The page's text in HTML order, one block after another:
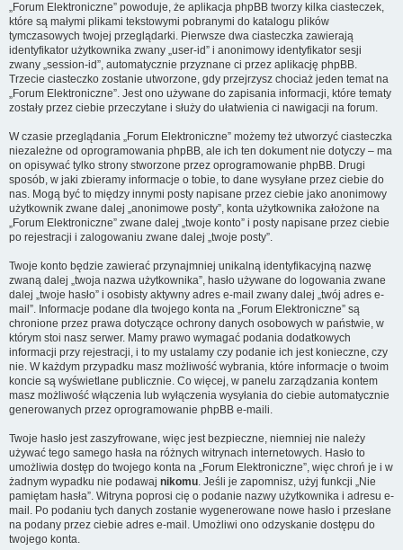
„Forum Elektroniczne” powoduje, że aplikacja phpBB tworzy kilka ciasteczek,
które są małymi plikami tekstowymi pobranymi do katalogu plików
tymczasowych twojej przeglądarki. Pierwsze dwa ciasteczka zawierają
identyfikator użytkownika zwany „user-id” i anonimowy identyfikator sesji
zwany „session-id”, automatycznie przyznane ci przez aplikację phpBB.
Trzecie ciasteczko zostanie utworzone, gdy przejrzysz chociaż jeden temat na
„Forum Elektroniczne”. Jest ono używane do zapisania informacji, które tematy
zostały przez ciebie przeczytane i służy do ułatwienia ci nawigacji na forum.
W czasie przeglądania „Forum Elektroniczne” możemy też utworzyć ciasteczka
niezależne od oprogramowania phpBB, ale ich ten dokument nie dotyczy – ma
on opisywać tylko strony stworzone przez oprogramowanie phpBB. Drugi
sposób, w jaki zbieramy informacje o tobie, to dane wysyłane przez ciebie do
nas. Mogą być to między innymi posty napisane przez ciebie jako anonimowy
użytkownik zwane dalej „anonimowe posty”, konta użytkownika założone na
„Forum Elektroniczne” zwane dalej „twoje konto” i posty napisane przez ciebie
po rejestracji i zalogowaniu zwane dalej „twoje posty”.
Twoje konto będzie zawierać przynajmniej unikalną identyfikacyjną nazwę
zwaną dalej „twoja nazwa użytkownika”, hasło używane do logowania zwane
dalej „twoje hasło” i osobisty aktywny adres e-mail zwany dalej „twój adres e-
mail”. Informacje podane dla twojego konta na „Forum Elektroniczne” są
chronione przez prawa dotyczące ochrony danych osobowych w państwie, w
którym stoi nasz serwer. Mamy prawo wymagać podania dodatkowych
informacji przy rejestracji, i to my ustalamy czy podanie ich jest konieczne, czy
nie. W każdym przypadku masz możliwość wybrania, które informacje o twoim
koncie są wyświetlane publicznie. Co więcej, w panelu zarządzania kontem
masz możliwość włączenia lub wyłączenia wysyłania do ciebie automatycznie
generowanych przez oprogramowanie phpBB e-maili.
Twoje hasło jest zaszyfrowane, więc jest bezpieczne, niemniej nie należy
używać tego samego hasła na różnych witrynach internetowych. Hasło to
umożliwia dostęp do twojego konta na „Forum Elektroniczne”, więc chroń je i w
żadnym wypadku nie podawaj nikomu. Jeśli je zapomnisz, użyj funkcji „Nie
pamiętam hasła”. Witryna poprosi cię o podanie nazwy użytkownika i adresu e-
mail. Po podaniu tych danych zostanie wygenerowane nowe hasło i przesłane
na podany przez ciebie adres e-mail. Umożliwi ono odzyskanie dostępu do
twojego konta.